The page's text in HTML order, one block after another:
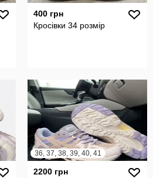
400 грн
Кросівки 34 розмір
36, 37, 38, 39, 40, 41
2200 грн